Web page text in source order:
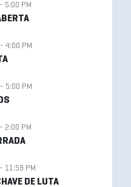
5:00 PM
4:00 PM
5:00 PM
2:00 PM
11:59 PM
DE LUTA